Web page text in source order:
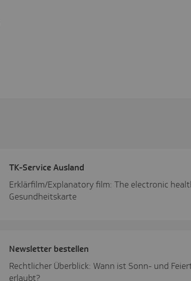
TK-Service Ausland
Erklärfilm/Explanatory film: The electronic
Gesundheitskarte
News­letter bestellen
Rechtlicher Überblick: Wann ist Sonn- und
erlaubt?